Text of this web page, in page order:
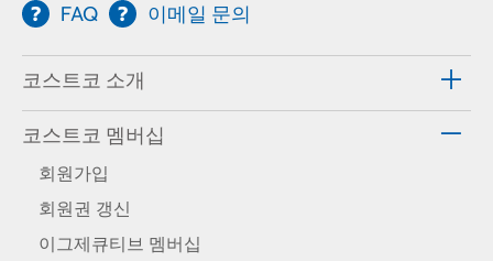
FAQ 이메일 문의
코스트코 소개
코스트코 멤버십
회원가입
회원권 갱신
이그제큐티브 멤버십